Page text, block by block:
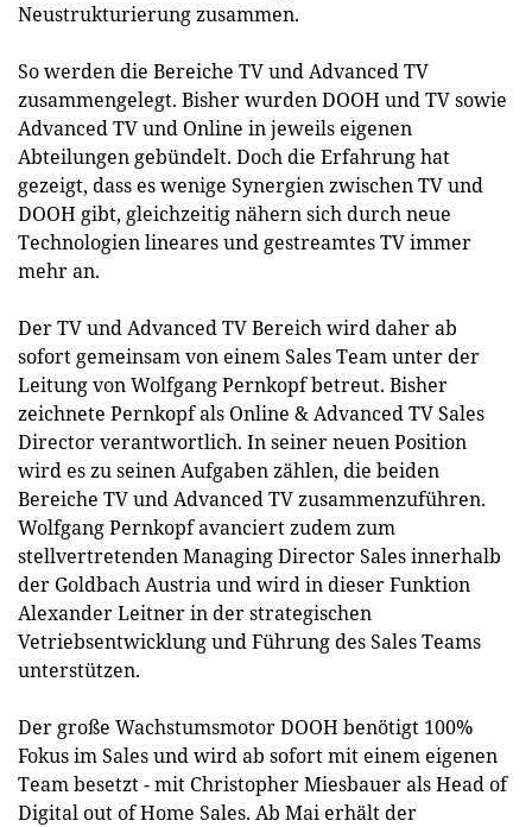
Neustrukturierung zusammen.
So werden die Bereiche TV und Advanced TV
zusammengelegt. Bisher wurden DOOH und TV sowie
Advanced TV und Online in jeweils eigenen
Abteilungen gebündelt. Doch die Erfahrung hat
gezeigt, dass es wenige Synergien zwischen TV und
DOOH gibt, gleichzeitig nähern sich durch neue
Technologien lineares und gestreamtes TV immer
mehr an.
Der TV und Advanced TV Bereich wird daher ab
sofort gemeinsam von einem Sales Team unter der
Leitung von Wolfgang Pernkopf betreut. Bisher
zeichnete Pernkopf als Online & Advanced TV Sales
Director verantwortlich. In seiner neuen Position
wird es zu seinen Aufgaben zählen, die beiden
Bereiche TV und Advanced TV zusammenzuführen.
Wolfgang Pernkopf avanciert zudem zum
stellvertretenden Managing Director Sales innerhalb
der Goldbach Austria und wird in dieser Funktion
Alexander Leitner in der strategischen
Vetriebsentwicklung und Führung des Sales Teams
unterstützen.
Der große Wachstumsmotor DOOH benötigt 100%
Fokus im Sales und wird ab sofort mit einem eigenen
Team besetzt - mit Christopher Miesbauer als Head of
Digital out of Home Sales. Ab Mai erhält der